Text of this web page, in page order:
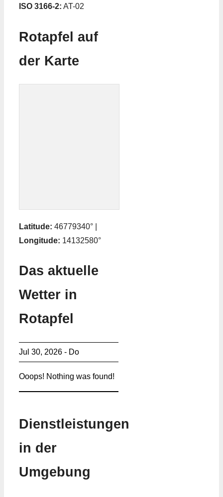
ISO 3166-2: AT-02
Rotapfel auf
der Karte
Latitude: 46779340° |
Longitude: 14132580°
Das aktuelle
Wetter in
Rotapfel
Jul 30, 2026 - Do
Ooops! Nothing was found!
Dienstleistungen
in der
Umgebung